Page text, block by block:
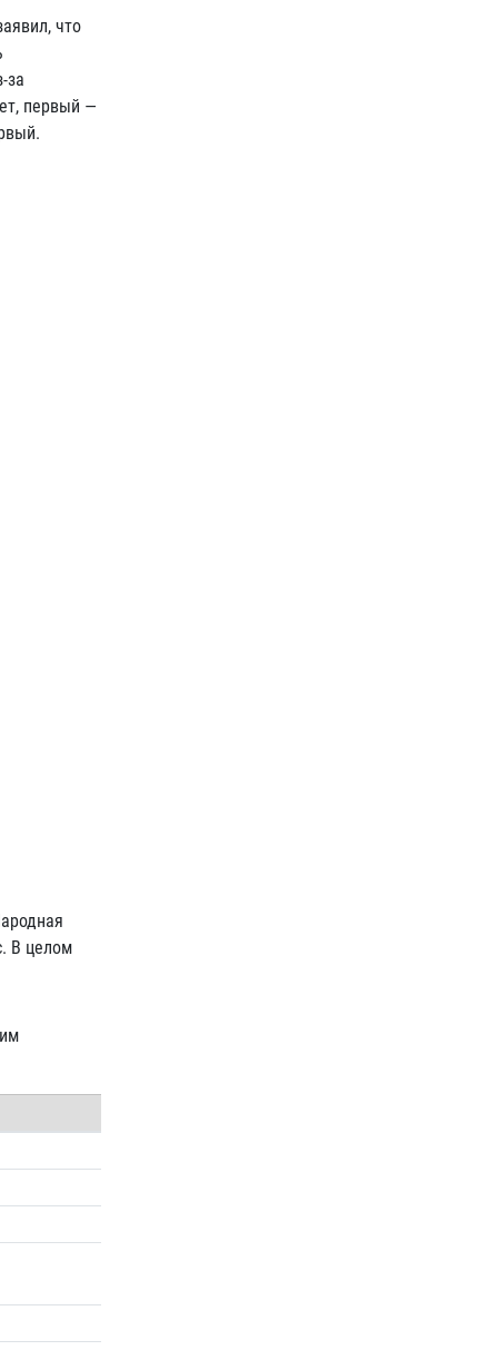
что
за
первый —
В целом